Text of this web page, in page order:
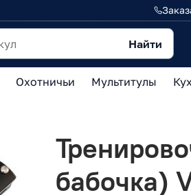
Найти
Охотничьи Мультитулы
бабочка)